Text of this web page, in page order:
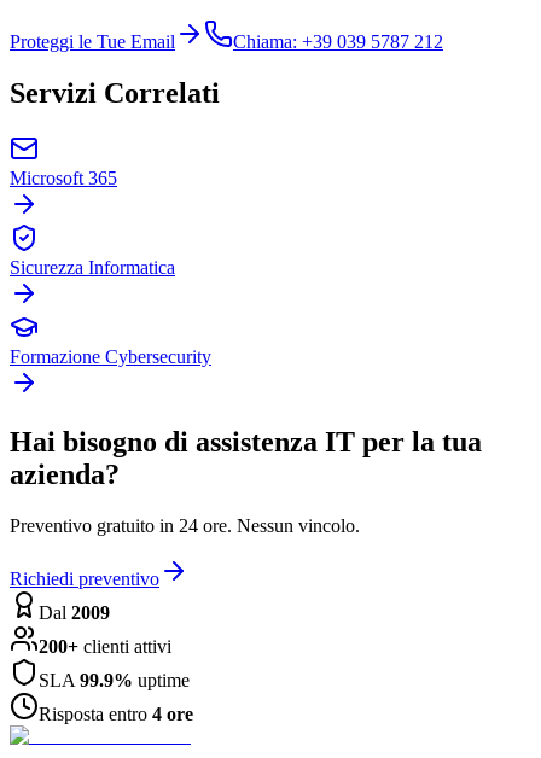
Proteggi le Tue Email Chiama: +39 039 5787 212
Servizi Correlati
Microsoft 365
Sicurezza Informatica
Formazione Cybersecurity
Hai bisogno di assistenza IT per la tua
azienda?
Preventivo gratuito in 24 ore. Nessun vincolo.
Richiedi preventivo
Dal 2009
200+ clienti attivi
SLA 99.9% uptime
Risposta entro 4 ore